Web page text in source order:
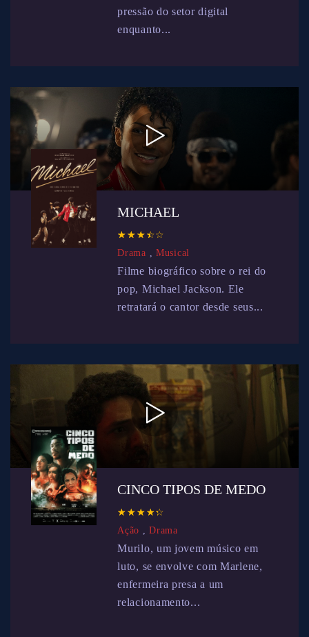
pressão do setor digital
enquanto...
MICHAEL
☆ ☆ ☆ ☆☆
★ ★ ★ ★★
Drama , Musical
Filme biográfico sobre o rei do
pop, Michael Jackson. Ele
retratará o cantor desde seus...
CINCO TIPOS DE MEDO
☆ ☆ ☆ ☆☆
★ ★ ★ ★★
Ação ,Drama
Murilo, um jovem músico em
luto, se envolve com Marlene,
enfermeira presa a um
relacionamento...